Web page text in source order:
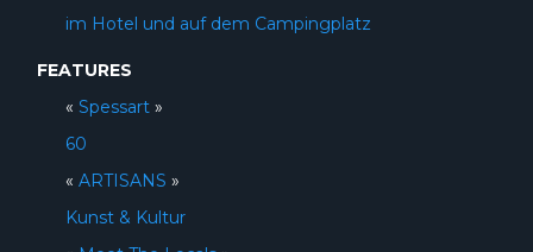
im Hotel und auf dem Campingplatz
FEATURES
« Spessart »
60
« ARTISANS »
Kunst & Kultur